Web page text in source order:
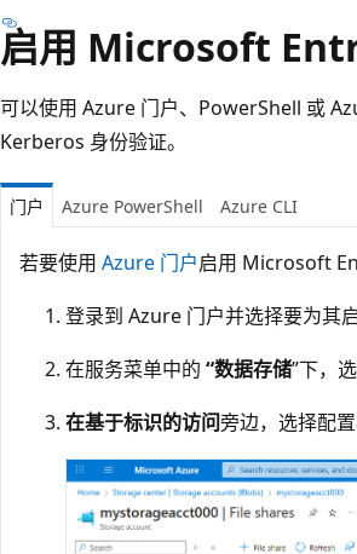
启用 Microsoft
可以使用 Azure 门户、PowerShell 或
Kerberos 身份验证。
门户 Azure PowerShell Azure CLI
若要使用 Azure 门户启用 Microsoft
登录到 Azure 门户并选择要为其
在服务菜单中的 “数据存储”下，
在基于标识的访问旁边，选择配